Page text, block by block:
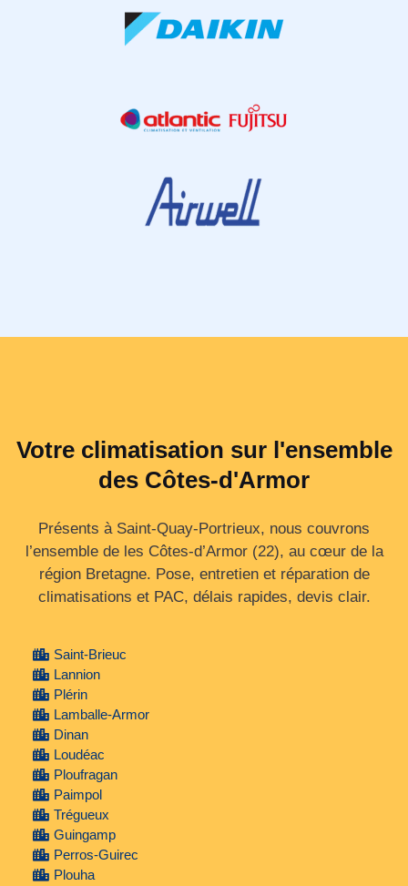
Votre climatisation sur l'ensemble
des Côtes-d'Armor
Présents à Saint-Quay-Portrieux, nous couvrons
l’ensemble de les Côtes‑d’Armor (22), au cœur de la
région Bretagne. Pose, entretien et réparation de
climatisations et PAC, délais rapides, devis clair.
Saint-Brieuc
Lannion
Plérin
Lamballe-Armor
Dinan
Loudéac
Ploufragan
Paimpol
Trégueux
Guingamp
Perros-Guirec
Plouha